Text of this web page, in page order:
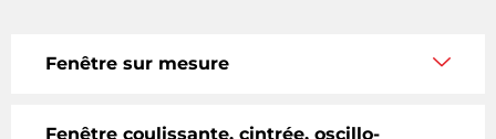
Fenêtre sur mesure
Fenêtre coulissante, cintrée, oscillo-